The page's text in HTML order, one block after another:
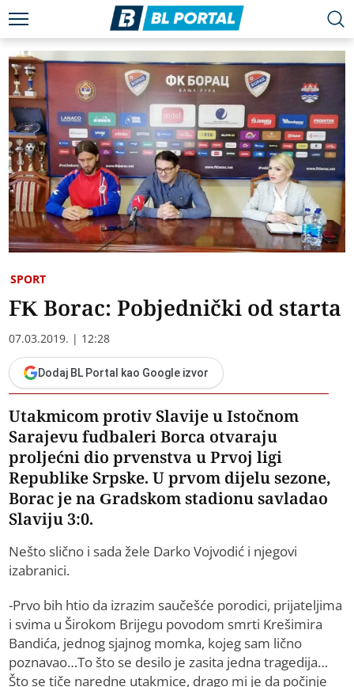
SPORT
FK Borac: Pobjednički od starta
07.03.2019. | 12:28
Dodaj BL Portal kao Google izvor
Utakmicom protiv Slavije u Istočnom
Sarajevu fudbaleri Borca otvaraju
proljećni dio prvenstva u Prvoj ligi
Republike Srpske. U prvom dijelu sezone,
Borac je na Gradskom stadionu savladao
Slaviju 3:0.
Nešto slično i sada žele Darko Vojvodić i njegovi
izabranici.
-Prvo bih htio da izrazim saučešće porodici, prijateljima
i svima u Širokom Brijegu povodom smrti Krešimira
Bandića, jednog sjajnog momka, kojeg sam lično
poznavao…To što se desilo je zasita jedna tragedija…
Što se tiče naredne utakmice, drago mi je da počinje